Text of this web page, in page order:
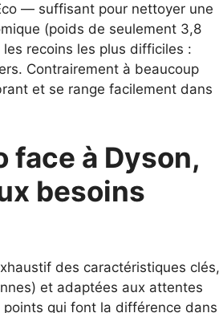
— suffisant pour nettoyer une
(poids de seulement 3,8
recoins les plus difficiles :
Contrairement à beaucoup
et se range facilement dans
face à Dyson,
besoins
des caractéristiques clés,
et adaptées aux attentes
qui font la différence dans